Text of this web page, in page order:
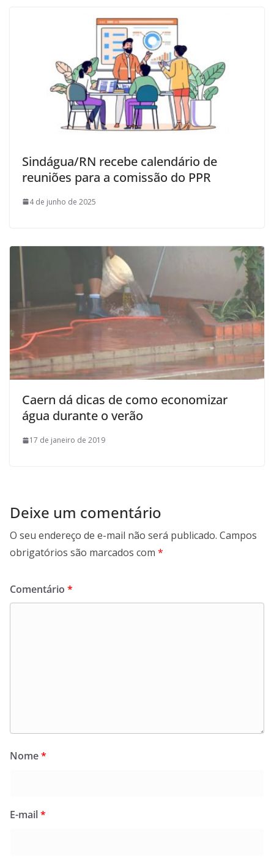
Sindágua/RN recebe calendário de
reuniões para a comissão do PPR
4 de junho de 2025
Caern dá dicas de como economizar
água durante o verão
17 de janeiro de 2019
Deixe um comentário
O seu endereço de e-mail não será publicado. Campos
obrigatórios são marcados com *
Comentário *
Nome*
E-mail*